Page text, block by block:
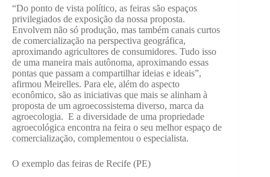
“Do ponto de vista político, as feiras são espaços
privilegiados de exposição da nossa proposta.
Envolvem não só produção, mas também canais curtos
de comercialização na perspectiva geográfica,
aproximando agricultores de consumidores. Tudo isso
de uma maneira mais autônoma, aproximando essas
pontas que passam a compartilhar ideias e ideais”,
afirmou Meirelles. Para ele, além do aspecto
econômico, são as iniciativas que mais se alinham à
proposta de um agroecossistema diverso, marca da
agroecologia. E a diversidade de uma propriedade
agroecológica encontra na feira o seu melhor espaço de
comercialização, complementou o especialista.
O exemplo das feiras de Recife (PE)